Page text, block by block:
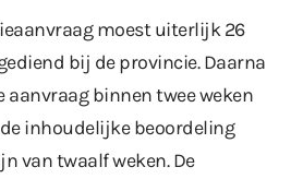
moest uiterlijk 26
bij de provincie. Daarna
aanvraag binnen twee weken
inhoudelijke beoordeling
van twaalf weken. De